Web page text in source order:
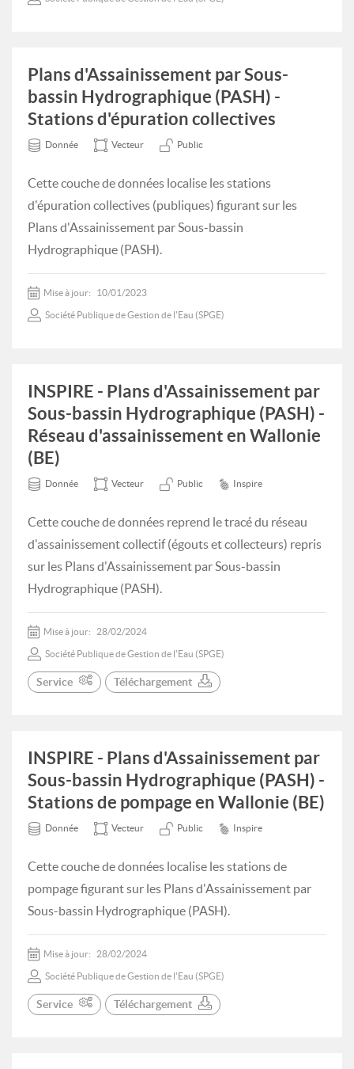
Plans d'Assainissement par Sous-
bassin Hydrographique (PASH) -
Stations d'épuration collectives
Donnée Vecteur Public
Cette couche de données localise les stations
d'épuration collectives (publiques) figurant sur les
Plans d'Assainissement par Sous-bassin
Hydrographique (PASH).
Mise à jour: 10/01/2023
Société Publique de Gestion de l'Eau (SPGE)
INSPIRE - Plans d'Assainissement par
Sous-bassin Hydrographique (PASH) -
Réseau d'assainissement en Wallonie
(BE)
Donnée Vecteur Public Inspire
Cette couche de données reprend le tracé du réseau
d'assainissement collectif (égouts et collecteurs) repris
sur les Plans d'Assainissement par Sous-bassin
Hydrographique (PASH).
Mise à jour: 28/02/2024
Société Publique de Gestion de l'Eau (SPGE)
Service Téléchargement
INSPIRE - Plans d'Assainissement par
Sous-bassin Hydrographique (PASH) -
Stations de pompage en Wallonie (BE)
Donnée Vecteur Public Inspire
Cette couche de données localise les stations de
pompage figurant sur les Plans d'Assainissement par
Sous-bassin Hydrographique (PASH).
Mise à jour: 28/02/2024
Société Publique de Gestion de l'Eau (SPGE)
Service Téléchargement